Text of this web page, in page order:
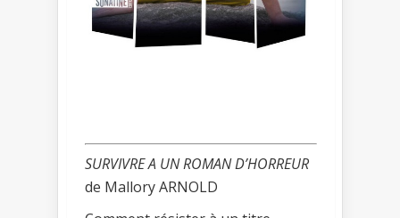
SURVIVRE A UN ROMAN D’HORREUR
de Mallory ARNOLD